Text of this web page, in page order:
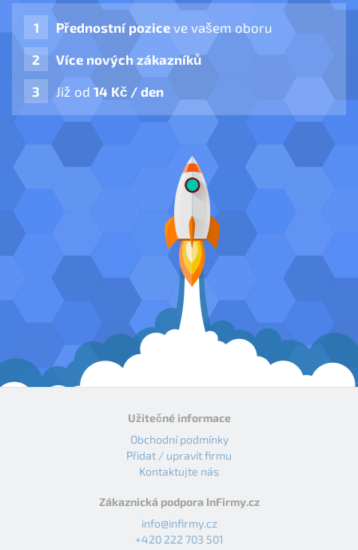
Přednostní pozice ve vašem oboru
Více nových zákazníků
Již od 14 Kč / den
Užitečné informace
Obchodní podmínky
Přidat / upravit firmu
Kontaktujte nás
Zákaznická podpora InFirmy.cz
info@infirmy.cz
+420 222 703 501